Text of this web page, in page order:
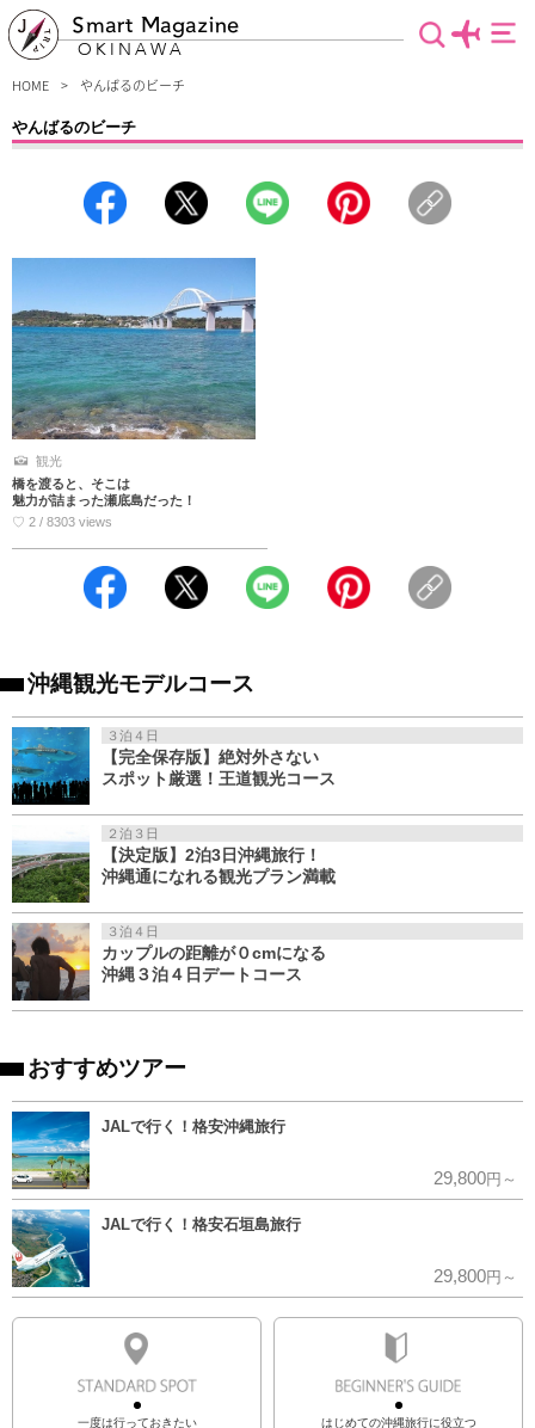
Smart Magazine
OKINAWA
HOME やんばるのビーチ
やんばるのビーチ
さに絶妙！未だ手つかずの美しい自然が残るやんばるだからこそ、また違った海の
情景が広がっています。そんな場所でマリンスポーツを楽しんだり、のんびりタイ
観光
橋を渡ると、そこは
魅力が詰まった瀬底島だった！
♡ 2 / 8303 views
沖縄観光モデルコース
３泊４日
【完全保存版】絶対外さない
スポット厳選！王道観光コース
２泊３日
【決定版】2泊3日沖縄旅行！
沖縄通になれる観光プラン満載
３泊４日
カップルの距離が０cmになる
沖縄３泊４日デートコース
おすすめツアー
JALで行く！格安沖縄旅行
29,800円～
JALで行く！格安石垣島旅行
29,800円～
一度は行っておきたい
はじめての沖縄旅行に役立つ